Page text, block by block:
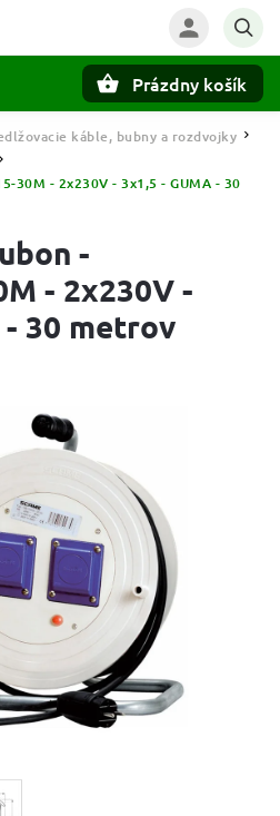
Prázdny košík
káble, bubny a rozdvojky /
30M - 2x230V - 3x1,5 - GUMA - 30
-
- 2x230V -
- 30 metrov